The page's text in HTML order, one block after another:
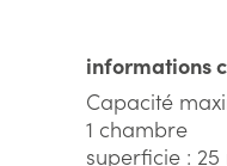
informations
Capacité
1 chambre
superficie : 25